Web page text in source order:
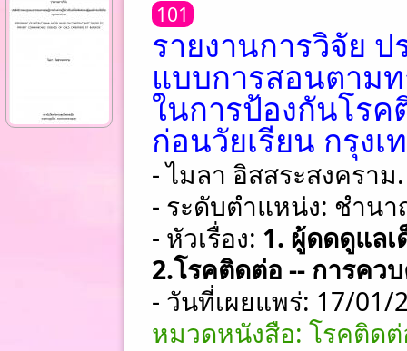
101
รายงานการวิจัย
แบบการสอนตาม
ในการป้องกันโร
ก่อนวัยเรียน กรุง
- ไมลา อิสสระสงคราม.
- ระดับตำแหน่ง: ชําน
- หัวเรื่อง: 1. ผู้ดดดูแล
2.โรคติดต่อ -- การคว
- วันที่เผยแพร่: 17/01/
หมวดหนังสือ: โรคติด